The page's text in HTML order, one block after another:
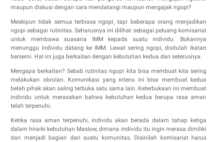
maupun diskusi dengan cara mendatangi maupun mengajak ngopi?
Meskipun tidak semua terbiasa ngopi¸ tapi beberapa orang menjadikan
ngopi sebagai rutinitas. Seharusnya ini dilihat sebagai peluang komisariat
untuk membawa suasana IMM kepada suatu individu. Bukannya
menunggu individu datang ke IMM. Lewat sering ngopi, disitulah ikatan
bersemi. Hal ini juga berkaitan dengan kebutuhan kedua dan seterusnya.
Mengapa berkaitan? Sebab rutinitas ngopi kita bisa membuat kita sering
melakukan obrolan. Komunikasi yang intens ini bisa membuat kedua
belah pihak akan saling terbuka satu sama lain. Keterbukaan ini membuat
individu untuk merasakan bahwa kebutuhan kedua berupa rasa aman
telah terpenuhi.
Ketika rasa aman terpenuhi, individu akan berada dalam tahap ketiga
dalam hirarki kebutuhan Maslow, dimana individu itu ingin merasa dimiliki
dan menjadi bagian dari suatu komunitas. Disinilah komisariat harus